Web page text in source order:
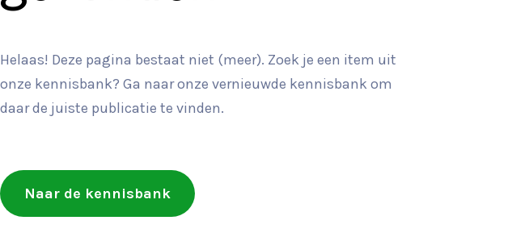
Helaas! Deze pagina bestaat niet (meer). Zoek je een item uit
onze kennisbank? Ga naar onze vernieuwde kennisbank om
daar de juiste publicatie te vinden.
Naar de kennisbank